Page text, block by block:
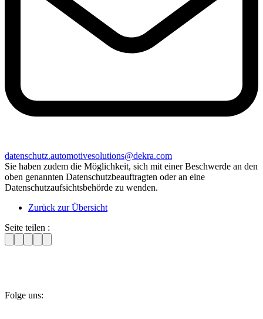
datenschutz.automotivesolutions@dekra.com
Sie haben zudem die Möglichkeit, sich mit einer Beschwerde an den
oben genannten Datenschutzbeauftragten oder an eine
Datenschutzaufsichtsbehörde zu wenden.
Zurück zur Übersicht
Seite teilen :
Folge uns: